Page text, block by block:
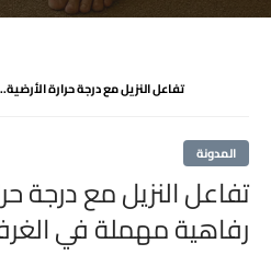
تفاعل النزيل مع درجة حرارة
المدونة
تفاعل النزيل مع درجة
رفاهية مهملة في